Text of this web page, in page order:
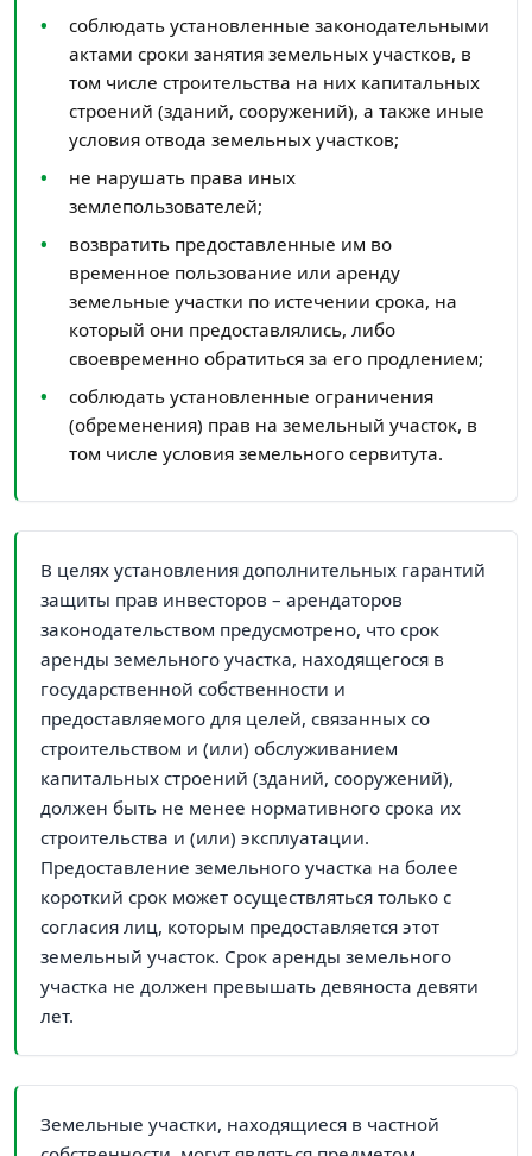
соблюдать установленные законодательными
актами сроки занятия земельных участков, в
том числе строительства на них капитальных
строений (зданий, сооружений), а также иные
условия отвода земельных участков;
не нарушать права иных
землепользователей;
возвратить предоставленные им во
временное пользование или аренду
земельные участки по истечении срока, на
который они предоставлялись, либо
своевременно обратиться за его продлением;
соблюдать установленные ограничения
(обременения) прав на земельный участок, в
том числе условия земельного сервитута.
В целях установления дополнительных гарантий
защиты прав инвесторов – арендаторов
законодательством предусмотрено, что срок
аренды земельного участка, находящегося в
государственной собственности и
предоставляемого для целей, связанных со
строительством и (или) обслуживанием
капитальных строений (зданий, сооружений),
должен быть не менее нормативного срока их
строительства и (или) эксплуатации.
Предоставление земельного участка на более
короткий срок может осуществляться только с
согласия лиц, которым предоставляется этот
земельный участок. Срок аренды земельного
участка не должен превышать девяноста девяти
лет.
Земельные участки, находящиеся в частной